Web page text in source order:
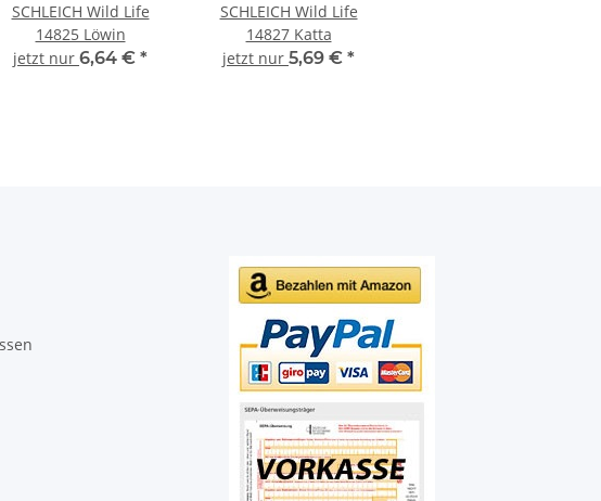
SCHLEICH Wild Life
14825 Löwin
jetzt nur 6,64 € *
SCHLEICH Wild Life
14827 Katta
jetzt nur 5,69 € *